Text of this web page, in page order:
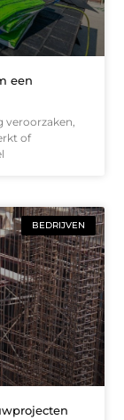
een
veroorzaken,
of
BEDRIJVEN